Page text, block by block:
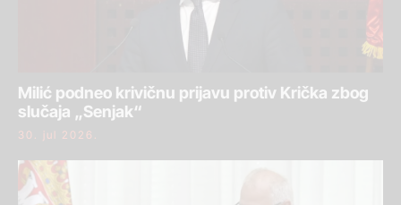
Milić podneo krivičnu prijavu protiv Krička zbog
slučaja „Senjak“
30. jul 2026.